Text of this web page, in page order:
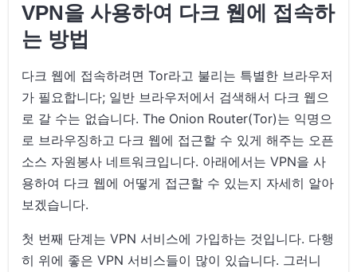
VPN을 사용하여 다크 웹에 접속하
는 방법
다크 웹에 접속하려면 Tor라고 불리는 특별한 브라우저
가 필요합니다; 일반 브라우저에서 검색해서 다크 웹으
로 갈 수는 없습니다. The Onion Router(Tor)는 익명으
로 브라우징하고 다크 웹에 접근할 수 있게 해주는 오픈
소스 자원봉사 네트워크입니다. 아래에서는 VPN을 사
용하여 다크 웹에 어떻게 접근할 수 있는지 자세히 알아
보겠습니다.
첫 번째 단계는 VPN 서비스에 가입하는 것입니다. 다행
히 위에 좋은 VPN 서비스들이 많이 있습니다. 그러니